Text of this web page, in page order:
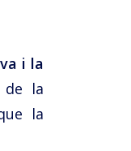
i la
de la
la